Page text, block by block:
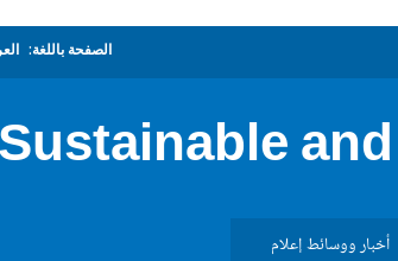
الصفحة باللغة:
أخبار ووسائط إعلام